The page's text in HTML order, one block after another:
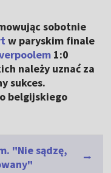
sobotnie
w paryskim finale
1:0
należy uznać za
sukces.
belgijskiego
"Nie sądzę,